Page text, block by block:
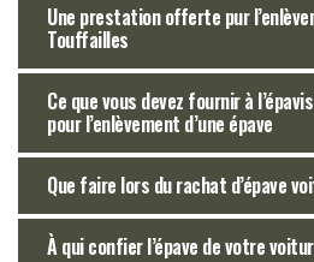
Une prestation offerte pur
Touffailles
Ce que vous devez fournir à
pour l’enlèvement d’une épave
Que faire lors du rachat d’épave
À qui confier l’épave de votre